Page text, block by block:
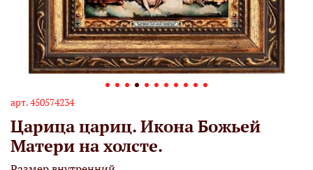
арт.450574234
Царица цариц. Икона Божьей
Матери на холсте.